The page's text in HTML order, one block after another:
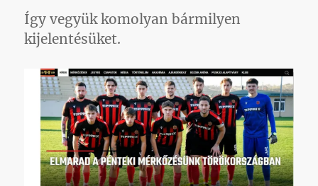
Így vegyük komolyan bármilyen
kijelentésüket.